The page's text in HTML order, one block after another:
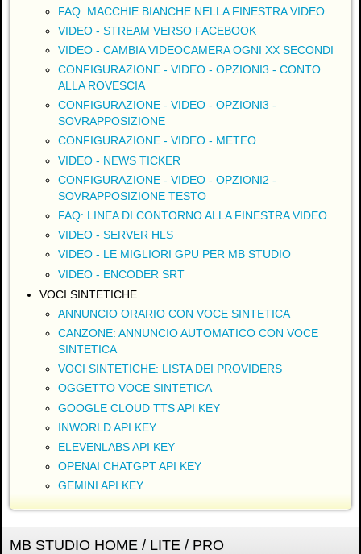
FAQ: MACCHIE BIANCHE NELLA FINESTRA VIDEO
VIDEO - STREAM VERSO FACEBOOK
VIDEO - CAMBIA VIDEOCAMERA OGNI XX SECONDI
CONFIGURAZIONE - VIDEO - OPZIONI3 - CONTO
ALLA ROVESCIA
CONFIGURAZIONE - VIDEO - OPZIONI3 -
SOVRAPPOSIZIONE
CONFIGURAZIONE - VIDEO - METEO
VIDEO - NEWS TICKER
CONFIGURAZIONE - VIDEO - OPZIONI2 -
SOVRAPPOSIZIONE TESTO
FAQ: LINEA DI CONTORNO ALLA FINESTRA VIDEO
VIDEO - SERVER HLS
VIDEO - LE MIGLIORI GPU PER MB STUDIO
VIDEO - ENCODER SRT
VOCI SINTETICHE
ANNUNCIO ORARIO CON VOCE SINTETICA
CANZONE: ANNUNCIO AUTOMATICO CON VOCE
SINTETICA
VOCI SINTETICHE: LISTA DEI PROVIDERS
OGGETTO VOCE SINTETICA
GOOGLE CLOUD TTS API KEY
INWORLD API KEY
ELEVENLABS API KEY
OPENAI CHATGPT API KEY
GEMINI API KEY
MB STUDIO HOME / LITE / PRO